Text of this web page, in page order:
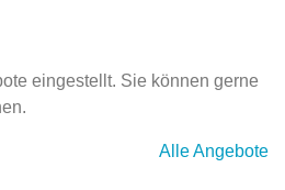
eingestellt. Sie können gerne
Alle Angebote